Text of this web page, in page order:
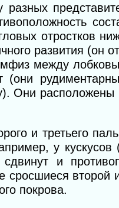
разных
отростков
развития (он
между
Они
и третьего
у кускусов
и
второй
покрова.